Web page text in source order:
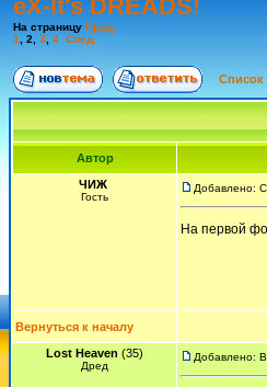
eX-It's DREADS!
На страницу Пред.
1
2 3 4 След.
Автор
ЧИЖ
Гость
Добавлено:
На первой
Вернуться к началу
Lost Heaven (35)
Дред
Добавлено: